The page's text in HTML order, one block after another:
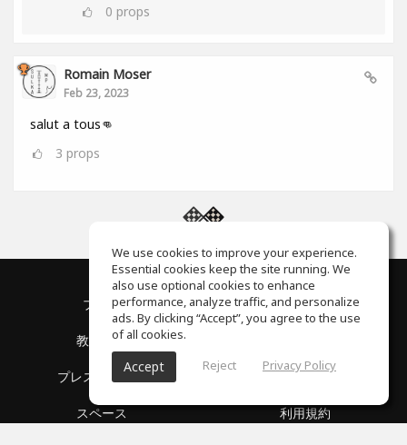
0 props
Romain Moser
Feb 23, 2023
salut a tous👊
3 props
ブログ
教育機関
プレスリリース
スペース
私達について
ヘルプセンター
利用規約
We use cookies to improve your experience.
Essential cookies keep the site running. We
also use optional cookies to enhance
performance, analyze traffic, and personalize
ads. By clicking “Accept”, you agree to the use
of all cookies.
Accept Reject Privacy Policy